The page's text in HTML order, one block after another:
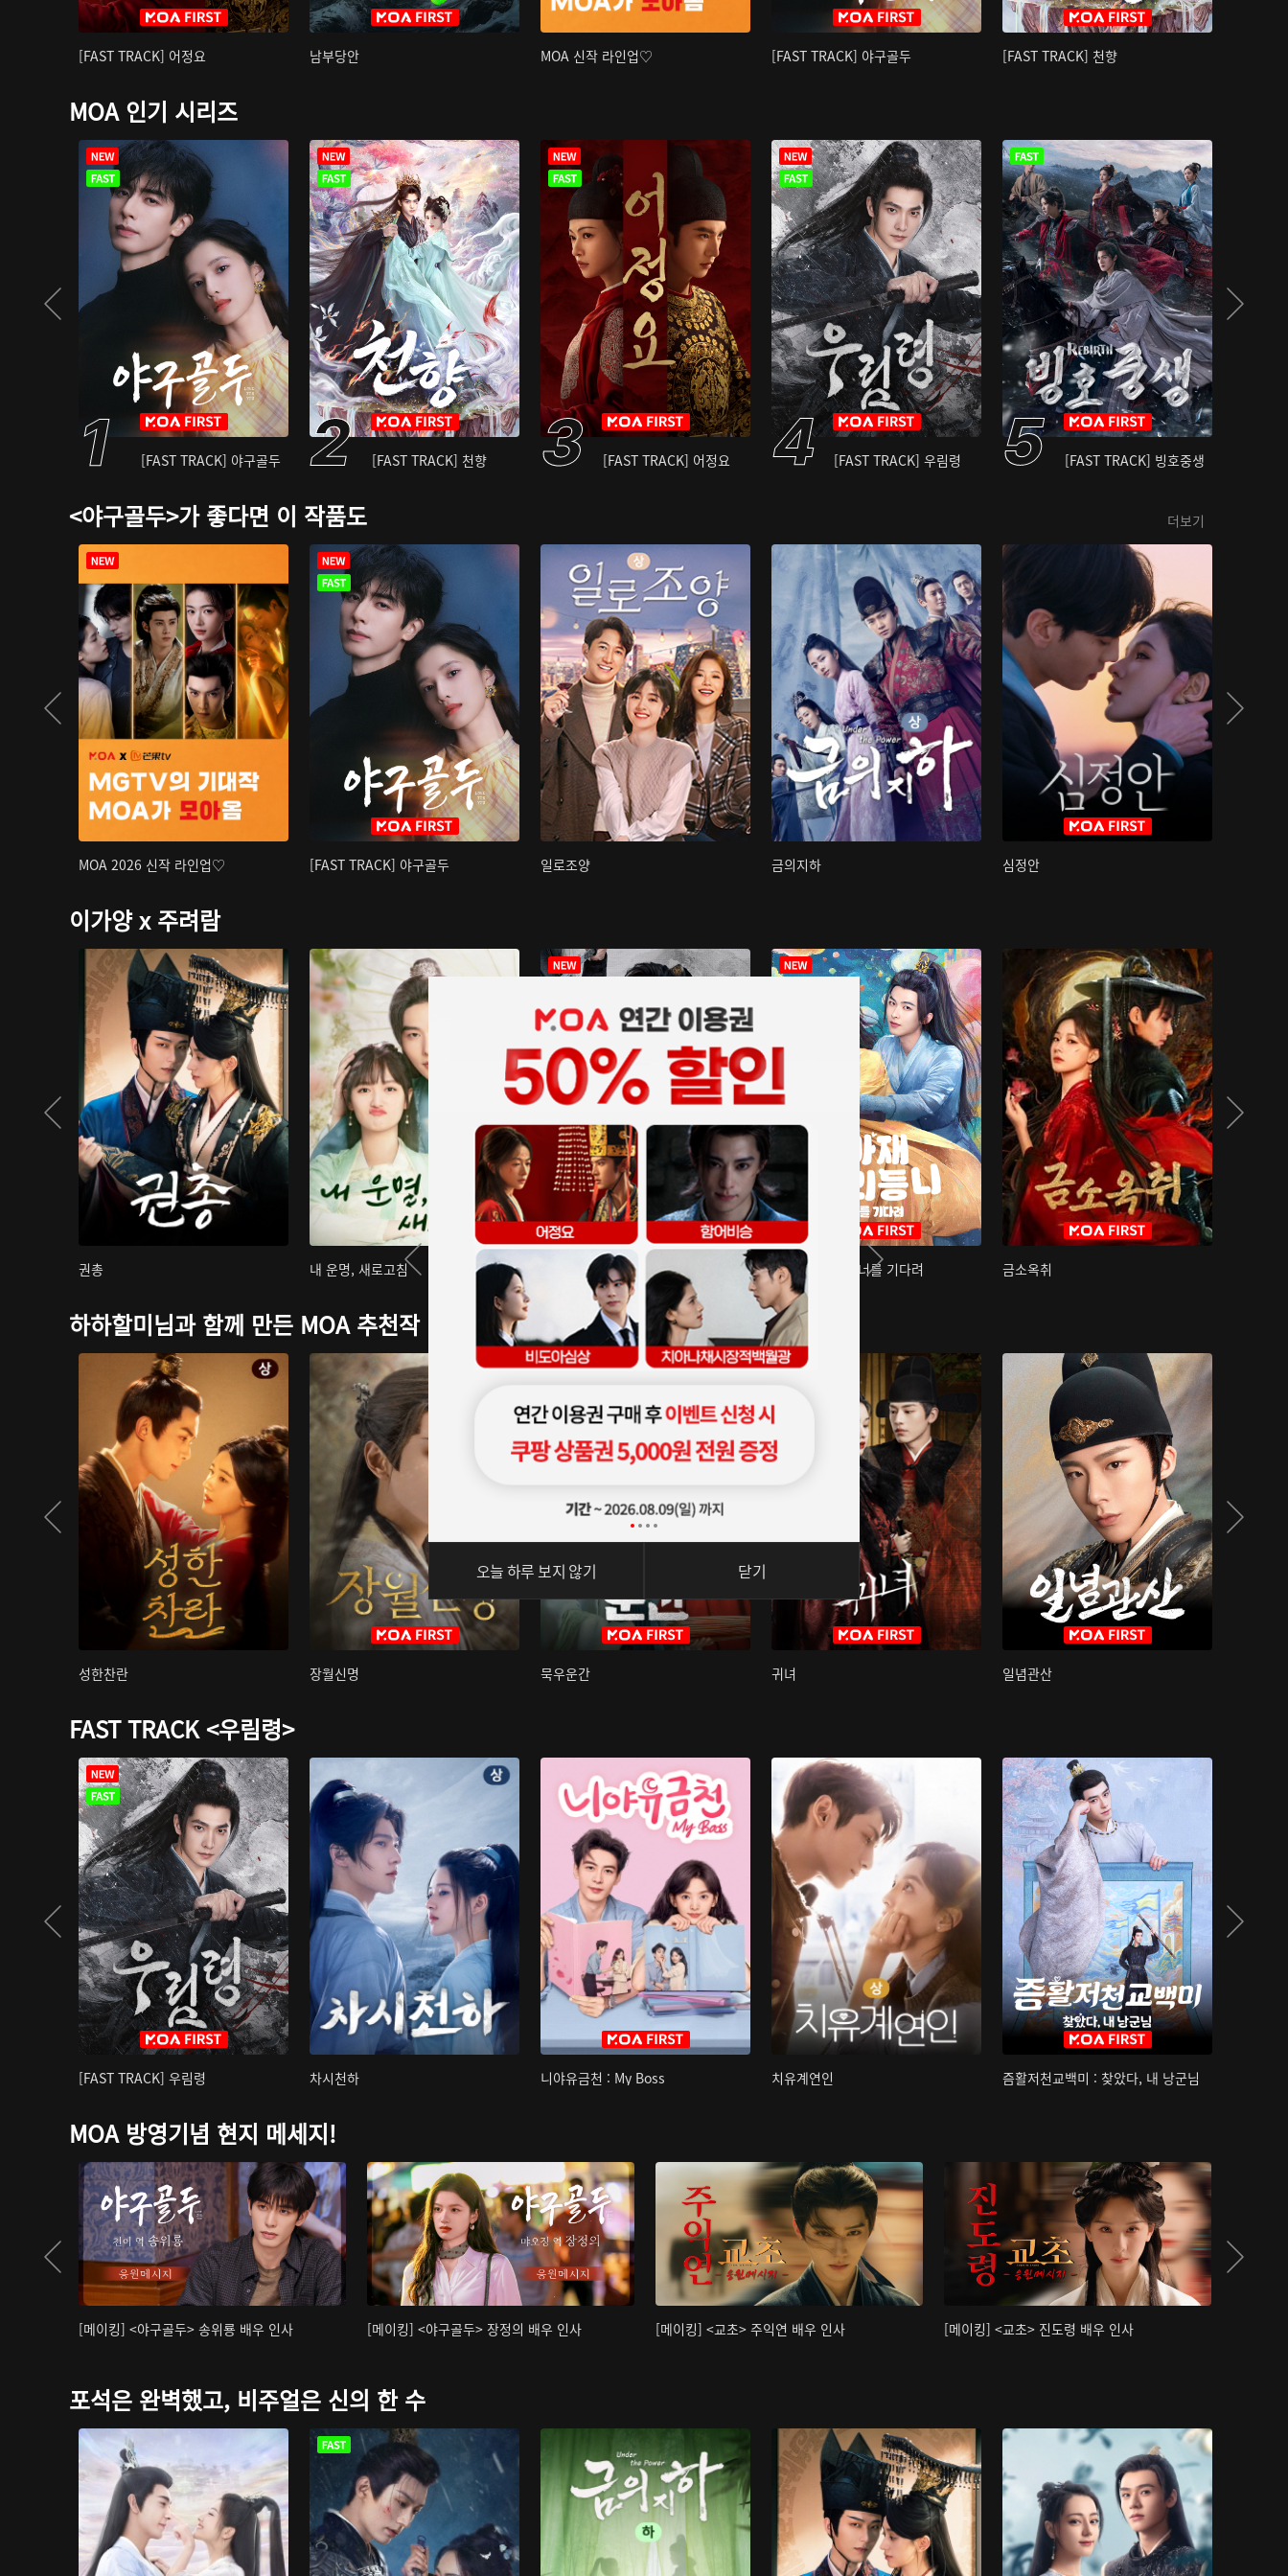
[FAST TRACK] 어정요 남부당안 MOA 신작 라인업♡ [FAST TRACK] 야구골두 [FAST TRACK] 천향
MOA 인기 시리즈
[FAST TRACK] 야구골두 [FAST TRACK] 천향 [FAST TRACK] 어정요 [FAST TRACK] 우림령 [FAST TRACK] 빙호중생
<야구골두>가 좋다면 이 작품도 더보기
MOA 2026 신작 라인업♡ [FAST TRACK] 야구골두 일로조양 금의지하 심정안
이가양 x 주려람
권총 내 운명, 새로고침 아재저리등니 : 너를 기다려 금소옥취
하하할미님과 함께 만든 MOA 추천작
성한찬란 장월신명 묵우운간 귀녀 일념관산
FAST TRACK <우림령>
[FAST TRACK] 우림령 차시천하 니야유금천 : My Boss 치유계연인 즘활저천교백미 : 찾았다, 내 낭군님
MOA 방영기념 현지 메세지!
[메이킹] <야구골두> 송위룡 배우 인사 [메이킹] <야구골두> 장정의 배우 인사 [메이킹] <교초> 주익연 배우 인사 [메이킹] <교초> 진도령 배우 인사
포석은 완벽했고, 비주얼은 신의 한 수
오늘 하루 보지 않기 닫기